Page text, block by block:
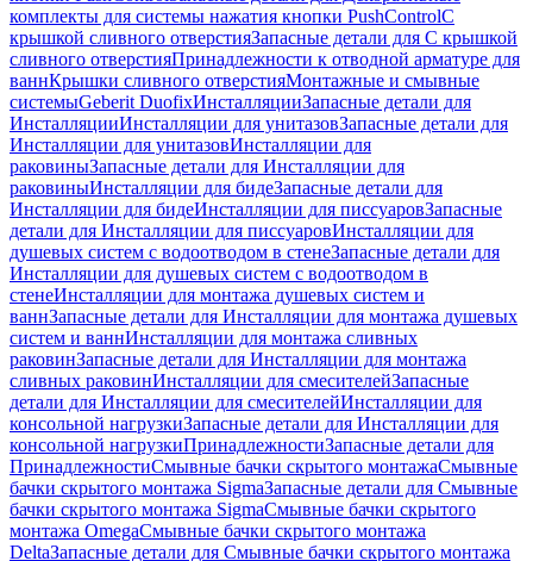
комплекты для системы нажатия кнопки PushControlС
крышкой сливного отверстияЗапасные детали для С крышкой
сливного отверстияПринадлежности к отводной арматуре для
ваннКрышки сливного отверстияМонтажные и смывные
системыGeberit DuofixИнсталляцииЗапасные детали для
ИнсталляцииИнсталляции для унитазовЗапасные детали для
Инсталляции для унитазовИнсталляции для
раковиныЗапасные детали для Инсталляции для
раковиныИнсталляции для бидеЗапасные детали для
Инсталляции для бидеИнсталляции для писсуаровЗапасные
детали для Инсталляции для писсуаровИнсталляции для
душевых систем с водоотводом в стенеЗапасные детали для
Инсталляции для душевых систем с водоотводом в
стенеИнсталляции для монтажа душевых систем и
ваннЗапасные детали для Инсталляции для монтажа душевых
систем и ваннИнсталляции для монтажа сливных
раковинЗапасные детали для Инсталляции для монтажа
сливных раковинИнсталляции для смесителейЗапасные
детали для Инсталляции для смесителейИнсталляции для
консольной нагрузкиЗапасные детали для Инсталляции для
консольной нагрузкиПринадлежностиЗапасные детали для
ПринадлежностиСмывные бачки скрытого монтажаСмывные
бачки скрытого монтажа SigmaЗапасные детали для Смывные
бачки скрытого монтажа SigmaСмывные бачки скрытого
монтажа OmegaСмывные бачки скрытого монтажа
DeltaЗапасные детали для Смывные бачки скрытого монтажа